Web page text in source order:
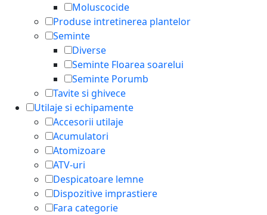
Moluscocide
Produse intretinerea plantelor
Seminte
Diverse
Seminte Floarea soarelui
Seminte Porumb
Tavite si ghivece
Utilaje si echipamente
Accesorii utilaje
Acumulatori
Atomizoare
ATV-uri
Despicatoare lemne
Dispozitive imprastiere
Fara categorie